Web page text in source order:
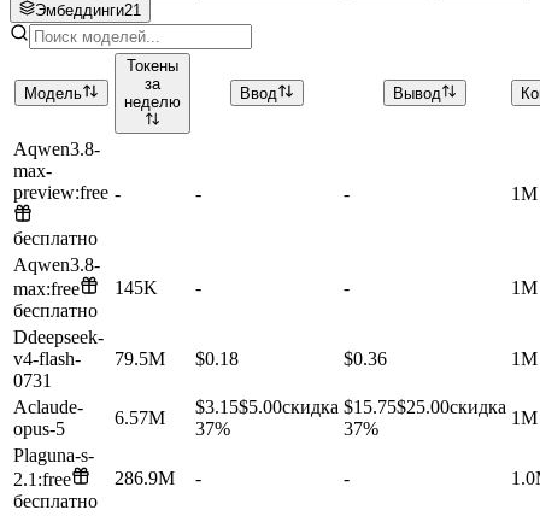
Эмбеддинги21
Модель
Токены
за
неделю
Ввод Вывод
Aqwen3.8-
max-
preview:free
бесплатно
- - - 1M
Aqwen3.8-
max:free
бесплатно
145K - - 1M
Ddeepseek-
v4-flash-
0731
79.5M $0.18 $0.36 1M
Aclaude-
opus-5
6.57M
$3.15$5.00скидка
37%
$15.75$25.00скидка
37%
1M
Plaguna-s-
2.1:free
бесплатно
286.9M - -